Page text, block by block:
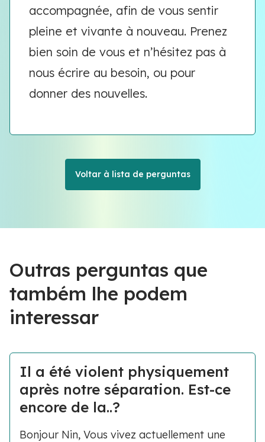
accompagnée, afin de vous sentir
pleine et vivante à nouveau. Prenez
bien soin de vous et n’hésitez pas à
nous écrire au besoin, ou pour
donner des nouvelles.
Voltar à lista de perguntas
Outras perguntas que
também lhe podem
interessar
Il a été violent physiquement
après notre séparation. Est-ce
encore de la..?
Bonjour Nin, Vous vivez actuellement une